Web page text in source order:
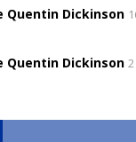
Quentin Dickinson
Quentin Dickinson